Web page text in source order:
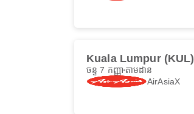
Kuala Lumpur (KUL)
ចន្ទ 7 កញ្ញា តាមដាន
AirAsiaX